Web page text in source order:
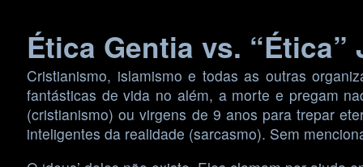
content
Ética Gentia vs. “Ética”
Cristianismo, islamismo e todas as outras
fantásticas de vida no além, a morte e pregam
(cristianismo) ou virgens de 9 anos para trepar
inteligentes da realidade (sarcasmo). Sem